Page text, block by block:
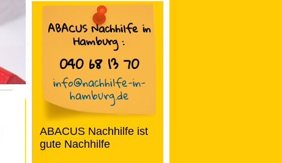
ABACUS Nachhilfe in
Hamburg:
040 68 13 70
info@nachhilfe-in-
hamburg.de
ABACUS Nachhilfe ist
gute Nachhilfe